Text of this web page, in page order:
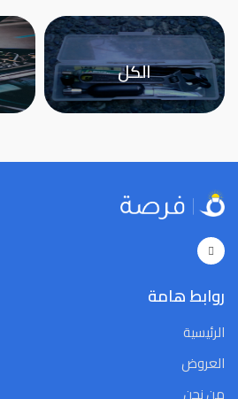
الكل
روابط هامة
الرئيسية
العروض